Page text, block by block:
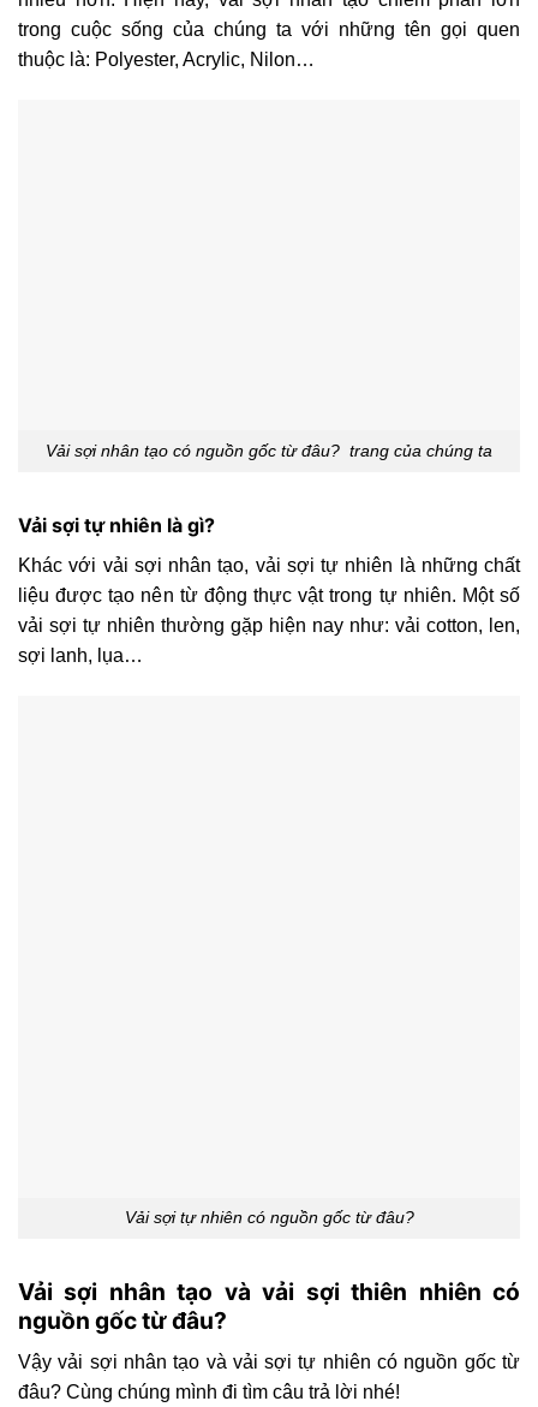
trong cuộc sống của chúng ta với những tên gọi quen
thuộc là: Polyester, Acrylic, Nilon…
Vải sợi nhân tạo có nguồn gốc từ đâu? trang của chúng ta
Vải sợi tự nhiên là gì?
Khác với vải sợi nhân tạo, vải sợi tự nhiên là những chất
liệu được tạo nên từ động thực vật trong tự nhiên. Một số
vải sợi tự nhiên thường gặp hiện nay như: vải cotton, len,
sợi lanh, lụa…
Vải sợi tự nhiên có nguồn gốc từ đâu?
Vải sợi nhân tạo và vải sợi thiên nhiên có
nguồn gốc từ đâu?
Vậy vải sợi nhân tạo và vải sợi tự nhiên có nguồn gốc từ
đâu? Cùng chúng mình đi tìm câu trả lời nhé!